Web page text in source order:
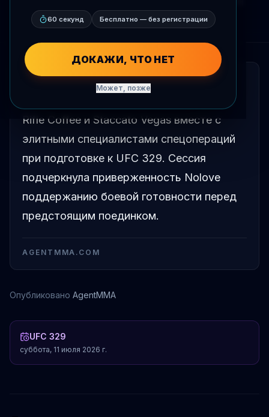
AgentMMA.com
КРАТКО
Rifle Coffee и Staccato Vegas вместе с
элитными специалистами спецопераций
при подготовке к UFC 329. Сессия
подчеркнула приверженность Nolove
поддержанию боевой готовности перед
предстоящим поединком.
AGENTMMA.COM
Опубликовано AgentMMA
UFC 329
суббота, 11 июля 2026 г.
60 секунд Бесплатно — без регистрации
ДОКАЖИ, ЧТО НЕТ
Может, позже